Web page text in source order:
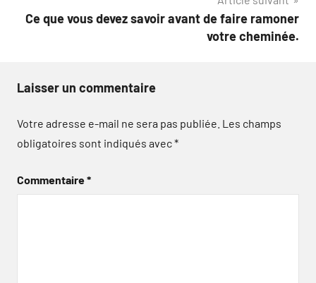
Ce que vous devez savoir avant de faire ramoner
votre cheminée.
Laisser un commentaire
Votre adresse e-mail ne sera pas publiée. Les champs
obligatoires sont indiqués avec*
Commentaire*